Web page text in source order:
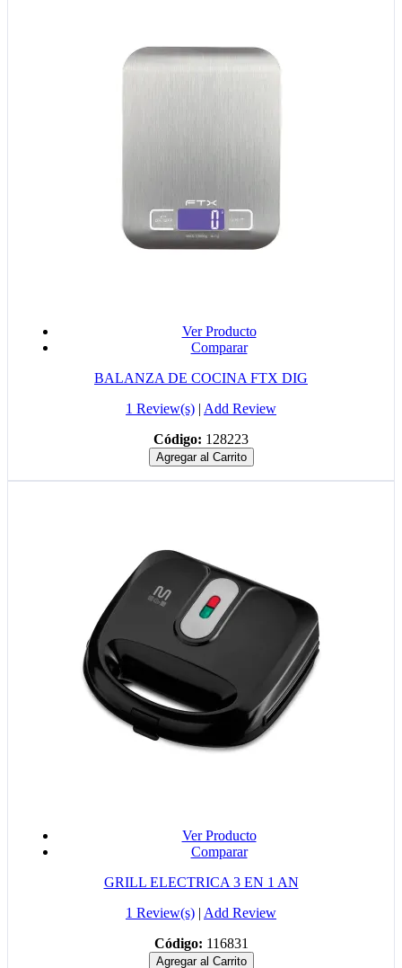
Ver Producto
Comparar
BALANZA DE COCINA FTX DIG
1 Review(s) | Add Review
Código: 128223
Agregar al Carrito
Ver Producto
Comparar
GRILL ELECTRICA 3 EN 1 AN
1 Review(s) | Add Review
Código: 116831
Agregar al Carrito